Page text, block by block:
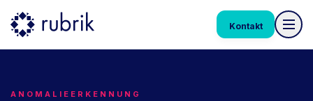
Kontakt
ANOMALIEERKENNUNG